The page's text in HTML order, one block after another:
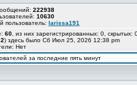
222938
10630
пользователь: larissa191
60 , из них зарегистрированных: 0,
) здесь было Сб Июл 25, 2026 12:38 pm
Нет
за последние пять минут